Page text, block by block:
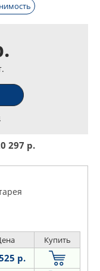
297 р.
Купить
р.